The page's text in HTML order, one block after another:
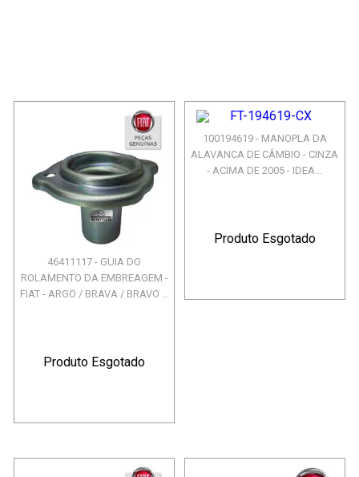
46411117 - GUIA DO
ROLAMENTO DA EMBREAGEM -
FIAT - ARGO / BRAVA / BRAVO ...
Produto Esgotado
100194619 - MANOPLA DA
ALAVANCA DE CÂMBIO - CINZA
- ACIMA DE 2005 - IDEA...
Produto Esgotado